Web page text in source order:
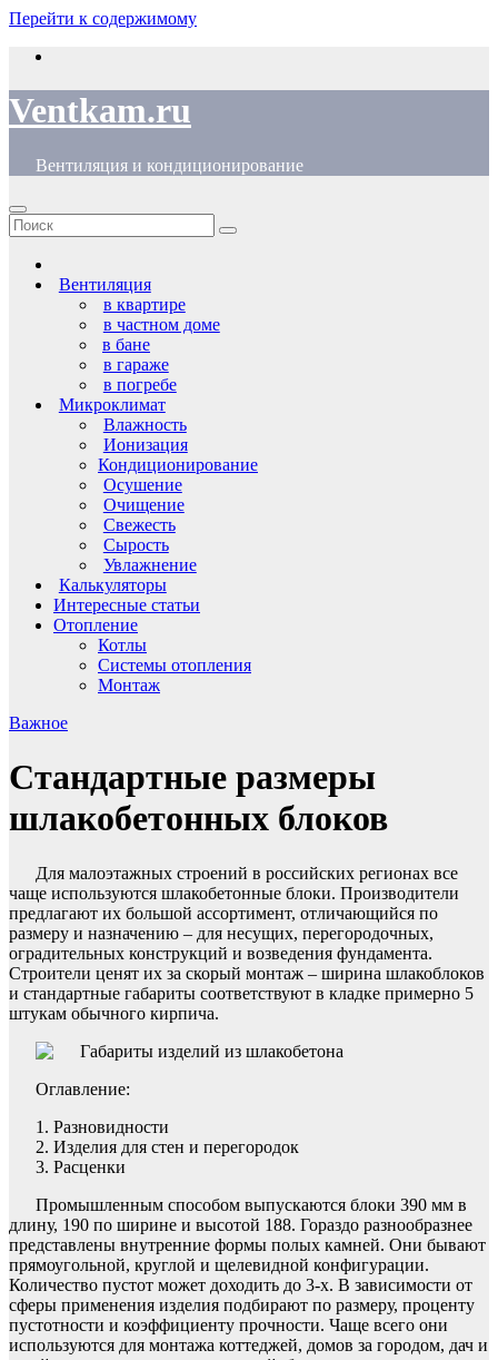
Перейти к содержимому
Ventkam.ru
Вентиляция и кондиционирование
Вентиляция
в квартире
в частном доме
в бане
в гараже
в погребе
Микроклимат
Влажность
Ионизация
Кондиционирование
Осушение
Очищение
Свежесть
Сырость
Увлажнение
Калькуляторы
Интересные статьи
Отопление
Котлы
Системы отопления
Монтаж
Важное
Стандартные размеры
шлакобетонных блоков
Для малоэтажных строений в российских регионах все
чаще используются шлакобетонные блоки. Производители
предлагают их большой ассортимент, отличающийся по
размеру и назначению – для несущих, перегородочных,
оградительных конструкций и возведения фундамента.
Строители ценят их за скорый монтаж – ширина шлакоблоков
и стандартные габариты соответствуют в кладке примерно 5
штукам обычного кирпича.
Оглавление:
Разновидности
Изделия для стен и перегородок
Расценки
Промышленным способом выпускаются блоки 390 мм в
длину, 190 по ширине и высотой 188. Гораздо разнообразнее
представлены внутренние формы полых камней. Они бывают
прямоугольной, круглой и щелевидной конфигурации.
Количество пустот может доходить до 3-х. В зависимости от
сферы применения изделия подбирают по размеру, проценту
пустотности и коэффициенту прочности. Чаще всего они
используются для монтажа коттеджей, домов за городом, дач и